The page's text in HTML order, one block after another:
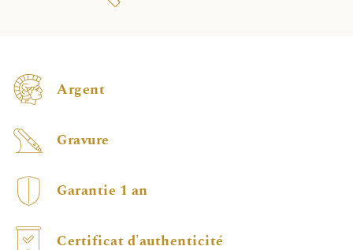
Argent
Gravure
Garantie 1 an
Certificat d'authenticité